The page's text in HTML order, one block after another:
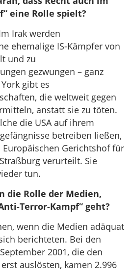
eine Rolle spielt?
Irak werden
ehemalige IS-Kämpfer von
und zu
gezwungen – ganz
gibt es
die weltweit gegen
anstatt sie zu töten.
die USA auf ihrem
betreiben ließen,
Gerichtshof für
verurteilt. Sie
tun.
die Rolle der Medien,
Terror-Kampf“ geht?
wenn die Medien adäquat
berichteten. Bei den
2001, die den
auslösten, kamen 2.996